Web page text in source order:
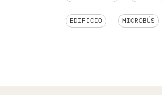
EDIFICIO MICROBÚS